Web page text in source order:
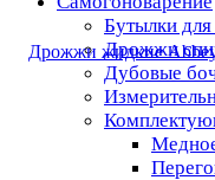
Бутылки
Дрожжи
Дубовые